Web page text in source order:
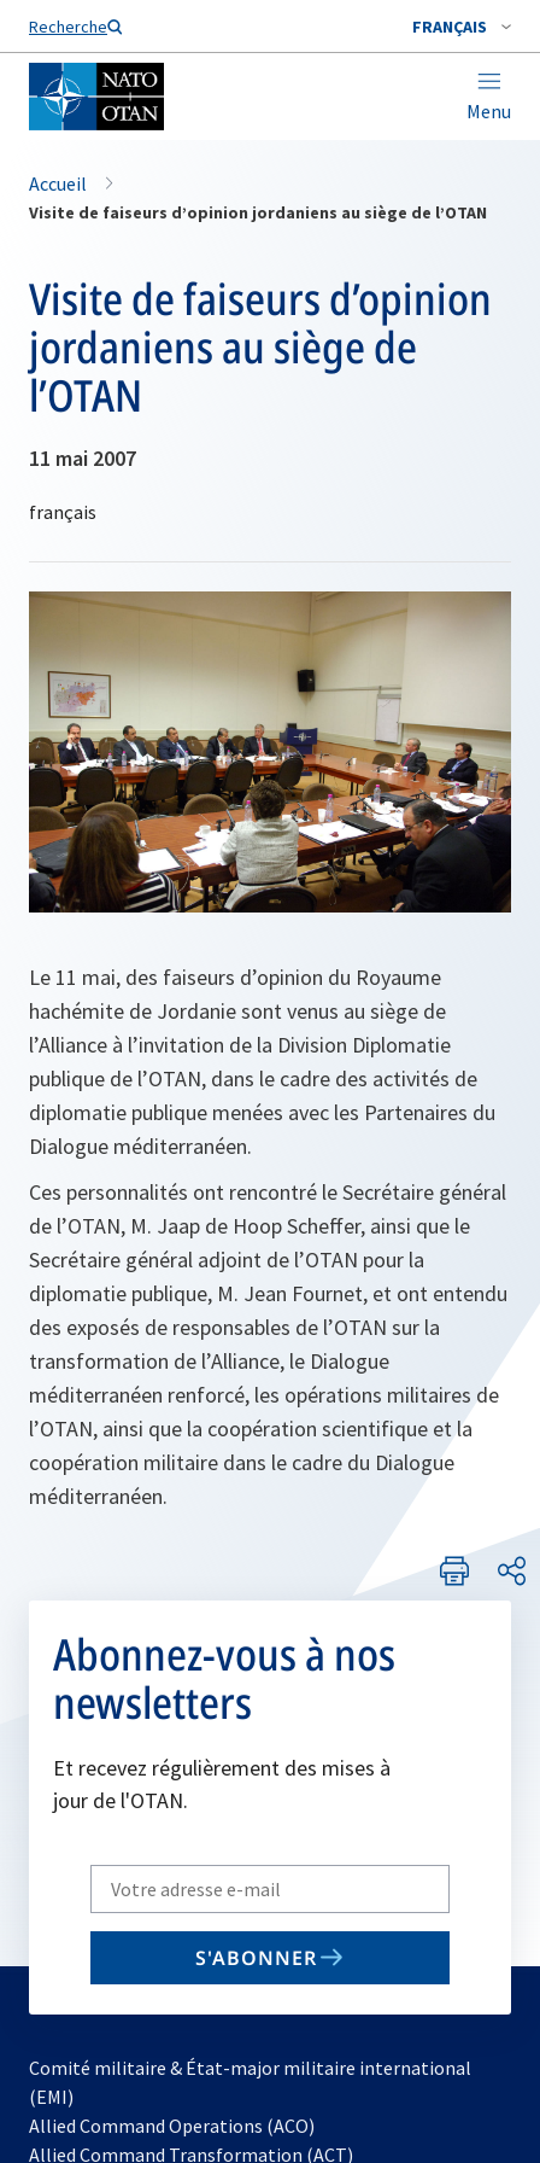
Recherche FRANÇAIS
Menu
Nom de famille*
Accueil
Visite de faiseurs d’opinion jordaniens au siège de l’OTAN
Visite de faiseurs d’opinion
jordaniens au siège de
l’OTAN
11 mai 2007
Le 11 mai, des faiseurs d’opinion du Royaume
hachémite de Jordanie sont venus au siège de
l’Alliance à l’invitation de la Division Diplomatie
publique de l’OTAN, dans le cadre des activités de
diplomatie publique menées avec les Partenaires du
Dialogue méditerranéen.
Ces personnalités ont rencontré le Secrétaire général
de l’OTAN, M. Jaap de Hoop Scheffer, ainsi que le
Secrétaire général adjoint de l’OTAN pour la
diplomatie publique, M. Jean Fournet, et ont entendu
des exposés de responsables de l’OTAN sur la
transformation de l’Alliance, le Dialogue
méditerranéen renforcé, les opérations militaires de
l’OTAN, ainsi que la coopération scientifique et la
coopération militaire dans le cadre du Dialogue
méditerranéen.
Abonnez-vous à nos
newsletters
Et recevez régulièrement des mises à
jour de l'OTAN.
Write
your
email
S'ABONNER
Comité militaire & État-major militaire international
(EMI)
Allied Command Operations (ACO)
dans
Allied Command Transformation (ACT)